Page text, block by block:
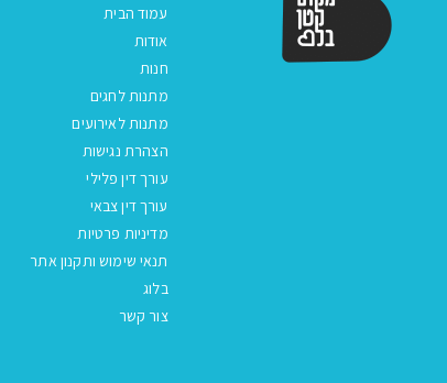
עמוד הבית
אודות
חנות
מתנות לחגים
מתנות לאירועים
הצהרת נגישות
עורך דין פלילי
עורך דין צבאי
מדיניות פרטיות
תנאי שימוש ותקנון אתר
בלוג
צור קשר